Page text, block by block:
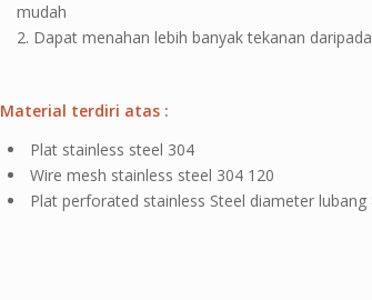
mudah
Dapat menahan lebih banyak tekanan
Material terdiri atas :
Plat stainless steel 304
Wire mesh stainless steel 304 120
Plat perforated stainless Steel diameter lubang